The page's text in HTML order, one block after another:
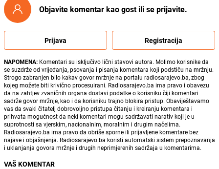
Objavite komentar kao gost ili se prijavite.
Prijava Registracija
NAPOMENA: Komentari su isključivo lični stavovi autora. Molimo korisnike da
se suzdrže od vrijeđanja, psovanja i pisanja komentara koji podstiču na mržnju.
Strogo zabranjen bilo kakav govor mržnje na portalu radiosarajevo.ba, zbog
kojeg možete biti krivično procesuirani. Radiosarajevo.ba ima pravo i obavezu
da na zahtjev zvaničnih organa dostavi podatke o korisniku čiji komentari
sadrže govor mržnje, kao i da korisniku trajno blokira pristup. Obaviještavamo
vas da svaki čitatelj dobrovoljno pristupa čitanju i kreiranju komentara i
prihvata mogućnost da neki komentari mogu sadržavati narativ koji je u
suprotnosti sa vjerskim, nacionalnim, moralnim i drugim načelima.
Radiosarajevo.ba ima pravo da obriše sporne ili prijavljene komentare bez
najave i objašnjenja. Radiosarajevo.ba koristi automatski sistem prepoznavanja
i uklanjanja govora mržnje i drugih neprimjerenih sadržaja u komentarima.
VAŠ KOMENTAR